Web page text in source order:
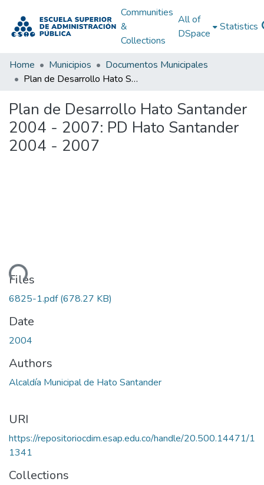
Communities
&
Collections
All of
DSpace
Statistics
Home Municipios
Documentos Municipales
Plan de Desarrollo Hato Santander 2004 - 2007: PD Hato Santander 2004 - 2007
Plan de Desarrollo Hato Santander
2004 - 2007: PD Hato Santander
2004 - 2007
Files
6825-1.pdf(678.27 KB)
Date
2004
Authors
Alcaldía Municipal de Hato Santander
URI
https://repositoriocdim.esap.edu.co/handle/20.500.14471/1
1341
Collections